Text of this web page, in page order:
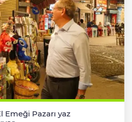
Emeği Pazarı yaz